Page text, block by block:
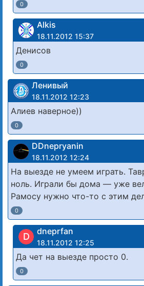
0
Alkis
18.11.2012 15:37
Денисов
0
Ленивый
18.11.2012 12:23
Алиев наверное))
0
DDnepryanin
18.11.2012 12:24
На выезде не умеем играть.
ноль. Играли бы дома — уже
Рамосу нужно что-то с этим
0
D dneprfan
18.11.2012 12:25
Да чет на выезде просто 0.
0